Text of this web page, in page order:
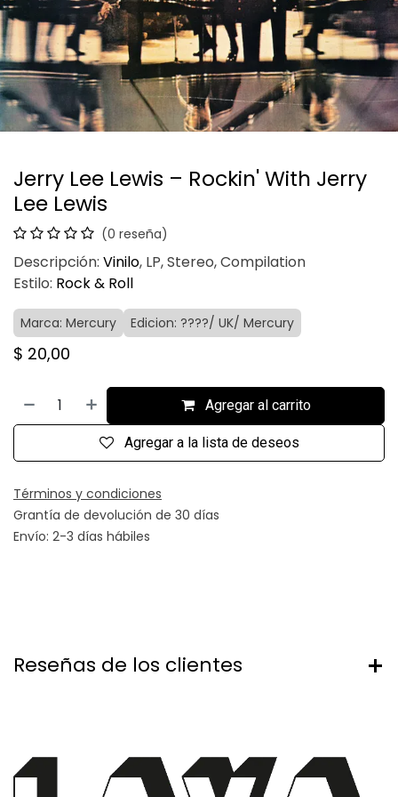
Jerry Lee Lewis – Rockin' With Jerry
Lee Lewis
(0 reseña)
Descripción: Vinilo, LP, Stereo, Compilation
Estilo: Rock & Roll
Marca: Mercury Edicion: ????/ UK/ Mercury
$ 20,00
Agregar al carrito
Agregar a la lista de deseos
Términos y condiciones
Grantía de devolución de 30 días
Envío: 2-3 días hábiles
Reseñas de los clientes